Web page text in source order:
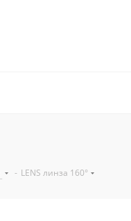
- LENS линза 160°